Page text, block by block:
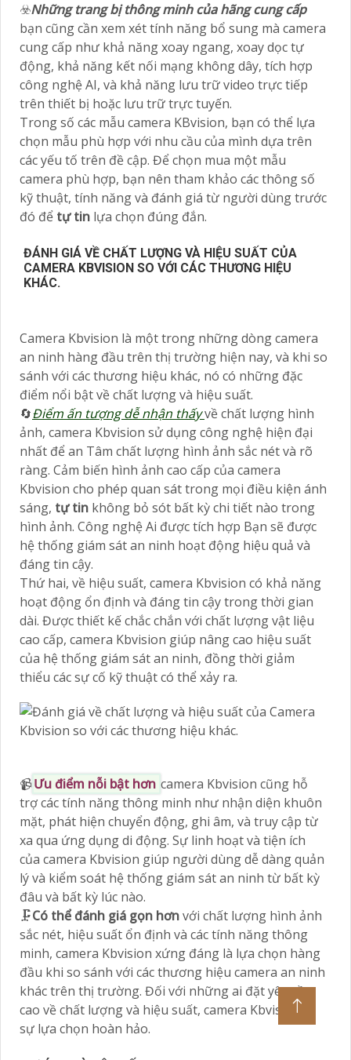
☣️Những trang bị thông minh của hãng cung cấp
bạn cũng cần xem xét tính năng bổ sung mà camera
cung cấp như khả năng xoay ngang, xoay dọc tự
động, khả năng kết nối mạng không dây, tích hợp
công nghệ AI, và khả năng lưu trữ video trực tiếp
trên thiết bị hoặc lưu trữ trực tuyến.
Trong số các mẫu camera KBvision, bạn có thể lựa
chọn mẫu phù hợp với nhu cầu của mình dựa trên
các yếu tố trên đề cập. Để chọn mua một mẫu
camera phù hợp, bạn nên tham khảo các thông số
kỹ thuật, tính năng và đánh giá từ người dùng trước
đó để tự tin lựa chọn đúng đắn.
ĐÁNH GIÁ VỀ CHẤT LƯỢNG VÀ HIỆU SUẤT CỦA
CAMERA KBVISION SO VỚI CÁC THƯƠNG HIỆU
KHÁC.
Camera Kbvision là một trong những dòng camera
an ninh hàng đầu trên thị trường hiện nay, và khi so
sánh với các thương hiệu khác, nó có những đặc
điểm nổi bật về chất lượng và hiệu suất.
🔄Điểm ấn tượng dễ nhận thấyvề chất lượng hình
ảnh, camera Kbvision sử dụng công nghệ hiện đại
nhất để an Tâm chất lượng hình ảnh sắc nét và rõ
ràng. Cảm biến hình ảnh cao cấp của camera
Kbvision cho phép quan sát trong mọi điều kiện ánh
sáng, tự tin không bỏ sót bất kỳ chi tiết nào trong
hình ảnh. Công nghệ Ai được tích hợp Bạn sẽ được
hệ thống giám sát an ninh hoạt động hiệu quả và
đáng tin cậy.
Thứ hai, về hiệu suất, camera Kbvision có khả năng
hoạt động ổn định và đáng tin cậy trong thời gian
dài. Được thiết kế chắc chắn với chất lượng vật liệu
cao cấp, camera Kbvision giúp nâng cao hiệu suất
của hệ thống giám sát an ninh, đồng thời giảm
thiểu các sự cố kỹ thuật có thể xảy ra.
📹Ưu điểm nỗi bật hơn camera Kbvision cũng hỗ
trợ các tính năng thông minh như nhận diện khuôn
mặt, phát hiện chuyển động, ghi âm, và truy cập từ
xa qua ứng dụng di động. Sự linh hoạt và tiện ích
của camera Kbvision giúp người dùng dễ dàng quản
lý và kiểm soát hệ thống giám sát an ninh từ bất kỳ
đâu và bất kỳ lúc nào.
🗜️Có thể đánh giá gọn hơnvới chất lượng hình ảnh
sắc nét, hiệu suất ổn định và các tính năng thông
minh, camera Kbvision xứng đáng là lựa chọn hàng
đầu khi so sánh với các thương hiệu camera an ninh
khác trên thị trường. Đối với những ai đặt yêu cầu
cao về chất lượng và hiệu suất, camera Kbvision là
sự lựa chọn hoàn hảo.